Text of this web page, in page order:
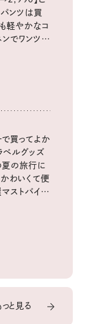
ンツは買
軽やかなコ
ンでワンツー
で買ってよか
ベルグッズ
夏の旅行に
わいくて便
ストバイア
と見る